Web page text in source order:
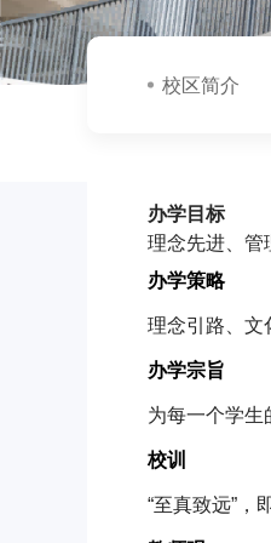
校区简介
办学目标
理念先进、管
办学策略
理念引路、文
办学宗旨
为每一个学生
校训
“至真致远”，